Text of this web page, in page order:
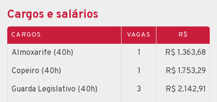
Cargos e salários
CARGOS VAGAS R$
Almoxarife (40h) 1
R$ 1.363,68
Copeiro (40h)
1
R$ 1.753,29
Guarda Legislativo (40h)
3
R$ 2.142,91